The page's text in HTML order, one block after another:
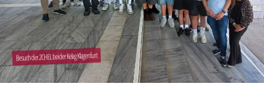
Besuch der 2CHEL bei der Kelag Klagenfurt